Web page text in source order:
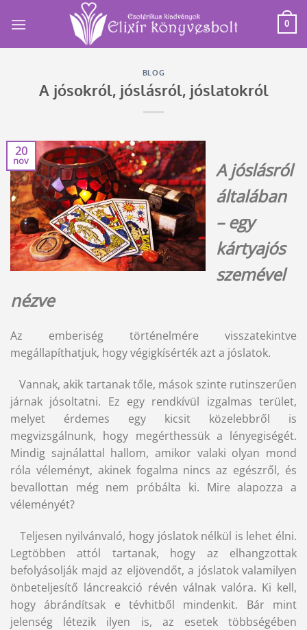
0
BLOG
A jósokról, jóslásról, jóslatokról
20
nov
A jóslásról
általában
– egy
kártyajós
szemével
nézve
Az emberiség történelmére visszatekintve
megállapíthatjuk, hogy végigkísérték azt a jóslatok.
Vannak, akik tartanak tőle, mások szinte rutinszerűen
járnak jósoltatni. Ez egy rendkívül izgalmas terület,
melyet érdemes egy kicsit közelebbről is
megvizsgálnunk, hogy megérthessük a lényegiségét.
Mindig sajnálattal hallom, amikor valaki olyan mond
róla véleményt, akinek fogalma nincs az egészről, és
bevallottan még nem próbálta ki. Mire alapozza a
véleményét?
Teljesen nyilvánvaló, hogy jóslatok nélkül is lehet élni.
Legtöbben attól tartanak, hogy az elhangzottak
befolyásolják majd az eljövendőt, a jóslatok valamilyen
önbeteljesítő láncreakció révén válnak valóra. Ki kell,
hogy ábrándítsak e tévhitből mindenkit. Bár mint
jelenség létezik ilyen is, az esetek többségében